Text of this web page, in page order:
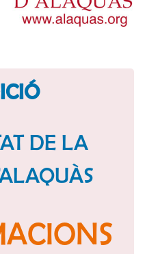
DE LA